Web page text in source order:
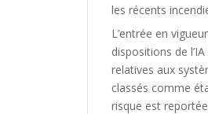
les récents
L’entrée en
dispositions de
relatives aux
classés comme
risque est